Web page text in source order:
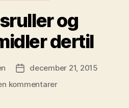
og
dertil
Indlægsdato
december 21, 2015
kommentarertil